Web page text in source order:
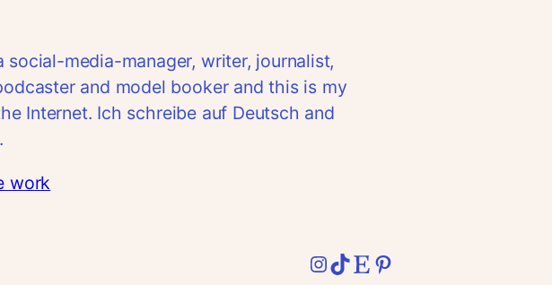
social-media-manager, writer, journalist,
and model booker and this is my
Internet. Ich schreibe auf Deutsch and
work
Instagram
TikTok
EtsyPinterest